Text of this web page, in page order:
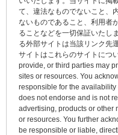
て、違法なものでないこと、
ないものであること、利用者
ることなどを一切保証いたし
る外部サイトは当該リンク先
サイトはこれらのサイトにつ
provide, or third parties may
sites or resources. You
responsible for the
does not endorse and is not
advertising, products or other
or resources. You further
be responsible or liable,